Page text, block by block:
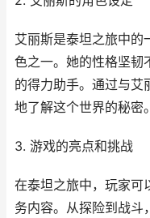
艾丽斯是泰坦之旅中的
色之一。她的性格坚韧
的得力助手。通过与艾
地了解这个世界的秘密。
3. 游戏的亮点和挑战
在泰坦之旅中，玩家可
务内容。从探险到战斗